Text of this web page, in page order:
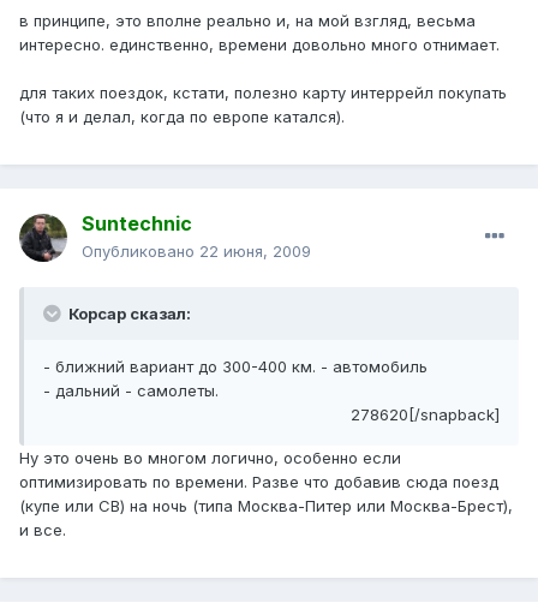
в принципе, это вполне реально и, на мой взгляд, весьма
интересно. единственно, времени довольно много отнимает.
для таких поездок, кстати, полезно карту интеррейл покупать
(что я и делал, когда по европе катался).
Suntechnic
Опубликовано 22 июня, 2009
Корсар сказал:
- ближний вариант до 300-400 км. - автомобиль
- дальний - самолеты.
278620[/snapback]
Ну это очень во многом логично, особенно если
оптимизировать по времени. Разве что добавив сюда поезд
(купе или СВ) на ночь (типа Москва-Питер или Москва-Брест),
и все.